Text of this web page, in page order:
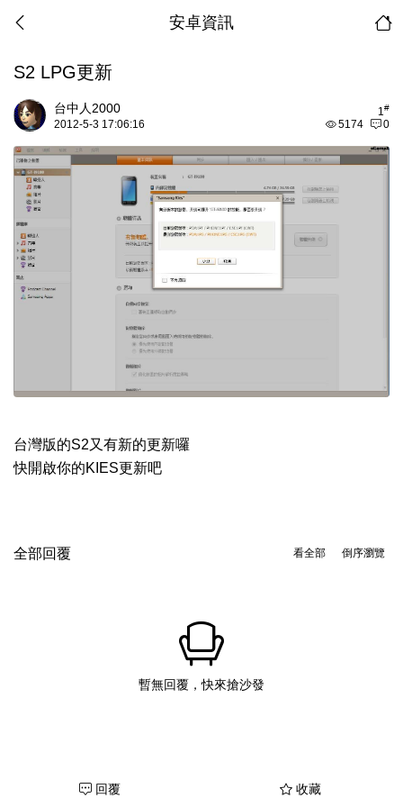
安卓資訊
S2 LPG更新
1#
台中人2000
5174 0
2012-5-3 17:06:16
台灣版的S2又有新的更新囉
快開啟你的KIES更新吧
倒序瀏覽
看全部
全部回覆
暫無回覆，快來搶沙發
回覆 收藏